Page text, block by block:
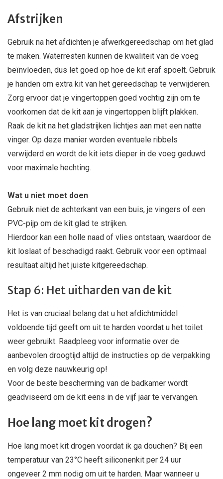
Afstrijken
Gebruik na het afdichten je afwerkgereedschap om het glad
te maken. Waterresten kunnen de kwaliteit van de voeg
beïnvloeden, dus let goed op hoe de kit eraf spoelt. Gebruik
je handen om extra kit van het gereedschap te verwijderen.
Zorg ervoor dat je vingertoppen goed vochtig zijn om te
voorkomen dat de kit aan je vingertoppen blijft plakken.
Raak de kit na het gladstrijken lichtjes aan met een natte
vinger. Op deze manier worden eventuele ribbels
verwijderd en wordt de kit iets dieper in de voeg geduwd
voor maximale hechting.
Wat u niet moet doen
Gebruik niet de achterkant van een buis, je vingers of een
PVC-pijp om de kit glad te strijken.
Hierdoor kan een holle naad of vlies ontstaan, waardoor de
kit loslaat of beschadigd raakt. Gebruik voor een optimaal
resultaat altijd het juiste kitgereedschap.
Stap 6: Het uitharden van de kit
Het is van cruciaal belang dat u het afdichtmiddel
voldoende tijd geeft om uit te harden voordat u het toilet
weer gebruikt. Raadpleeg voor informatie over de
aanbevolen droogtijd altijd de instructies op de verpakking
en volg deze nauwkeurig op!
Voor de beste bescherming van de badkamer wordt
geadviseerd om de kit eens in de vijf jaar te vervangen.
Hoe lang moet kit drogen?
Hoe lang moet kit drogen voordat ik ga douchen? Bij een
temperatuur van 23°C heeft siliconenkit per 24 uur
ongeveer 2 mm nodig om uit te harden. Maar wanneer u